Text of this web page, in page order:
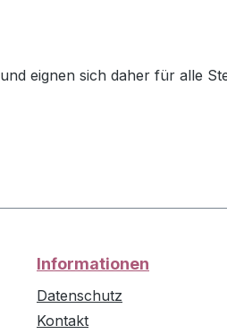
und eignen sich daher für alle
Informationen
Datenschutz
Kontakt